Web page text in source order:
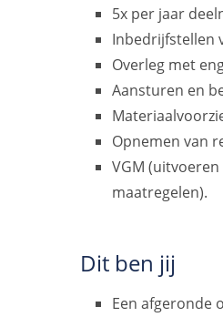
5x per jaar
Inbedrijfstellen
Overleg met
Aansturen en
Opnemen van
VGM
maatregelen).
Dit ben jij
Een afgeronde